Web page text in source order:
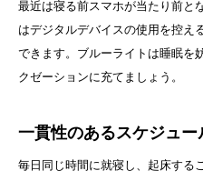
最近は寝る前スマホが当たり前と
はデジタルデバイスの使用を控え
できます。ブルーライトは睡眠を
クゼーションに充てましょう。
一貫性のあるスケジュー
毎日同じ時間に就寝し、起床する